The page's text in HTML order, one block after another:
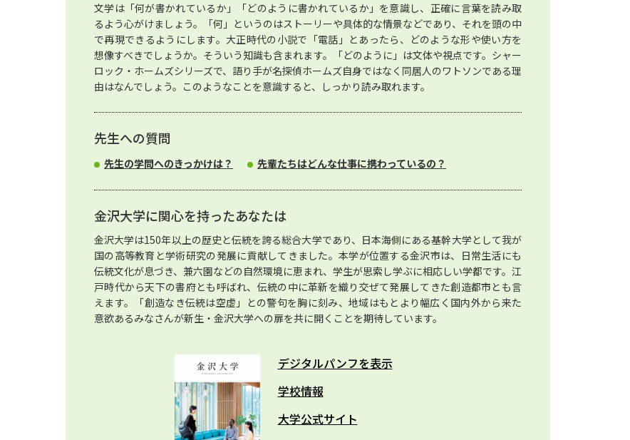
文学は「何が書かれているか」「どのように書かれているか」を意識し、正確に言葉を読み取
るよう心がけましょう。「何」というのはストーリーや具体的な情景などであり、それを頭の中
で再現できるようにします。大正時代の小説で「電話」とあったら、どのような形や使い方を
想像すべきでしょうか。そういう知識も含まれます。「どのように」は文体や視点です。シャー
ロック・ホームズシリーズで、語り手が名探偵ホームズ自身ではなく同居人のワトソンである理
由はなんでしょう。このようなことを意識すると、しっかり読み取れます。
先生への質問
先生の学問へのきっかけは？ 先輩たちはどんな仕事に携わっているの？
金沢大学に関心を持ったあなたは
金沢大学は150年以上の歴史と伝統を誇る総合大学であり、日本海側にある基幹大学として我が
国の高等教育と学術研究の発展に貢献してきました。本学が位置する金沢市は、日常生活にも
伝統文化が息づき、兼六園などの自然環境に恵まれ、学生が思索し学ぶに相応しい学都です。江
戸時代から天下の書府とも呼ばれ、伝統の中に革新を織り交ぜて発展してきた創造都市とも言
えます。「創造なき伝統は空虚」との警句を胸に刻み、地域はもとより幅広く国内外から来た
意欲あるみなさんが新生・金沢大学への扉を共に開くことを期待しています。
デジタルパンフを表示
学校情報
大学公式サイト